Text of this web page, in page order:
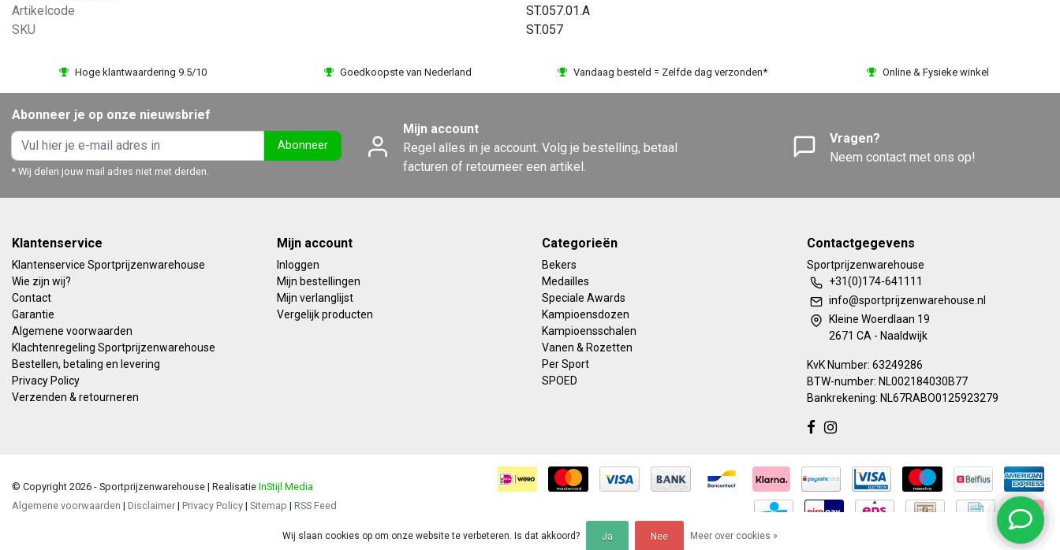
Artikelcode
ST.057.01.A
SKU
ST.057
Hoge klantwaardering 9.5/10 Goedkoopste van Nederland Vandaag besteld = Zelfde dag verzonden* Online & Fysieke winkel
Abonneer je op onze nieuwsbrief
Abonneer
* Wij delen jouw mail adres niet met derden.
Mijn account
Regel alles in je account. Volg je bestelling, betaal
facturen of retourneer een artikel.
Vragen?
Neem contact met ons op!
Klantenservice
Klantenservice Sportprijzenwarehouse
Wie zijn wij?
Contact
Garantie
Algemene voorwaarden
Klachtenregeling Sportprijzenwarehouse
Bestellen, betaling en levering
Privacy Policy
Verzenden & retourneren
Mijn account
Inloggen
Mijn bestellingen
Mijn verlanglijst
Vergelijk producten
Categorieën
Bekers
Medailles
Speciale Awards
Kampioensdozen
Kampioensschalen
Vanen & Rozetten
Per Sport
SPOED
Contactgegevens
Sportprijzenwarehouse
+31(0)174-641111
info@sportprijzenwarehouse.nl
Kleine Woerdlaan 19
2671 CA - Naaldwijk
KvK Number: 63249286
BTW-number: NL002184030B77
Bankrekening: NL67RABO0125923279
© Copyright 2026 - Sportprijzenwarehouse | Realisatie InStijl Media
Algemene voorwaarden | Disclaimer | Privacy Policy | Sitemap | RSS Feed
Wij slaan cookies op om onze website te verbeteren. Is dat akkoord? Ja Nee Meer over cookies »